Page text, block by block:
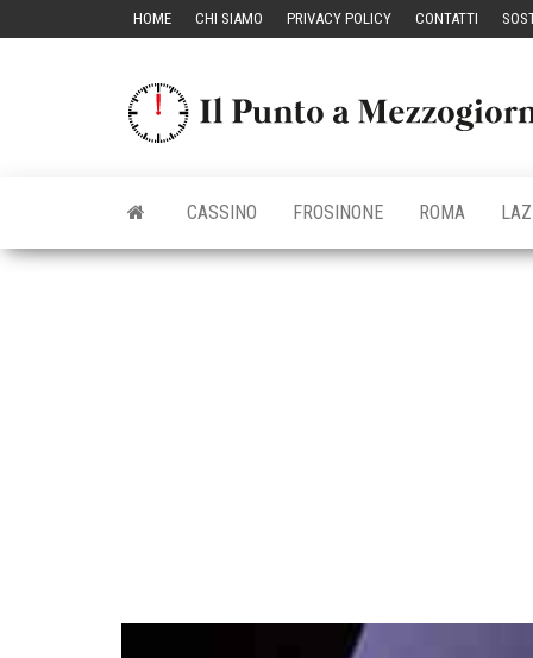
HOME CHI SIAMO PRIVACY POLICY CONTATTI
CASSINO FROSINONE ROMA